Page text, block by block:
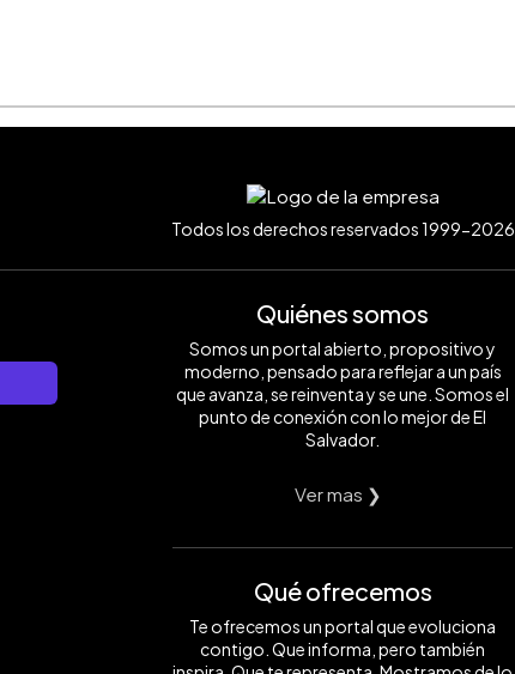
Todos los derechos reservados 1999-2026
Quiénes somos
Somos un portal abierto, propositivo y
moderno, pensado para reflejar a un país
que avanza, se reinventa y se une. Somos el
punto de conexión con lo mejor de El
Salvador.
Ver mas ❯
Qué ofrecemos
Te ofrecemos un portal que evoluciona
contigo. Que informa, pero también